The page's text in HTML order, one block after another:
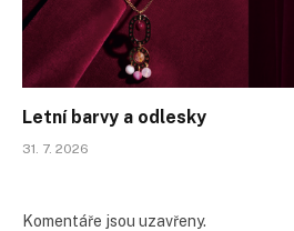
Letní barvy a odlesky
31. 7. 2026
Komentáře jsou uzavřeny.